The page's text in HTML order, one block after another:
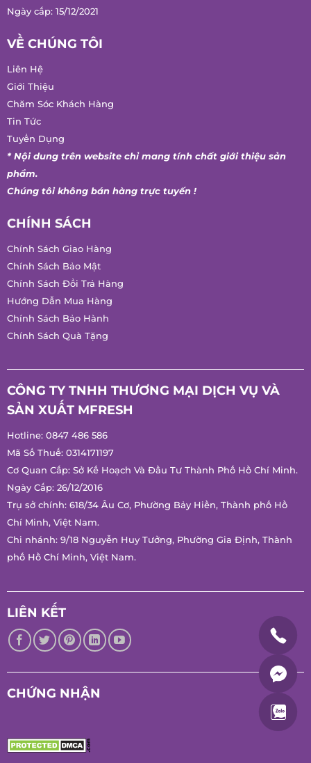
Ngày cấp: 15/12/2021
VỀ CHÚNG TÔI
Liên Hệ
Giới Thiệu
Chăm Sóc Khách Hàng
Tin Tức
Tuyển Dụng
* Nội dung trên website chỉ mang tính chất giới thiệu sản
phẩm.
Chúng tôi không bán hàng trực tuyến !
CHÍNH SÁCH
Chính Sách Giao Hàng
Chính Sách Bảo Mật
Chính Sách Đổi Trả Hàng
Hướng Dẫn Mua Hàng
Chính Sách Bảo Hành
Chính Sách Quà Tặng
CÔNG TY TNHH THƯƠNG MẠI DỊCH VỤ VÀ
SẢN XUẤT MFRESH
Hotline: 0847 486 586
Mã Số Thuế: 0314171197
Cơ Quan Cấp: Sở Kế Hoạch Và Đầu Tư Thành Phố Hồ Chí Minh.
Ngày Cấp: 26/12/2016
Trụ sở chính: 618/34 Âu Cơ, Phường Bảy Hiền, Thành phố Hồ
Chí Minh, Việt Nam.
Chi nhánh: 9/18 Nguyễn Huy Tưởng, Phường Gia Định, Thành
phố Hồ Chí Minh, Việt Nam.
LIÊN KẾT
CHỨNG NHẬN